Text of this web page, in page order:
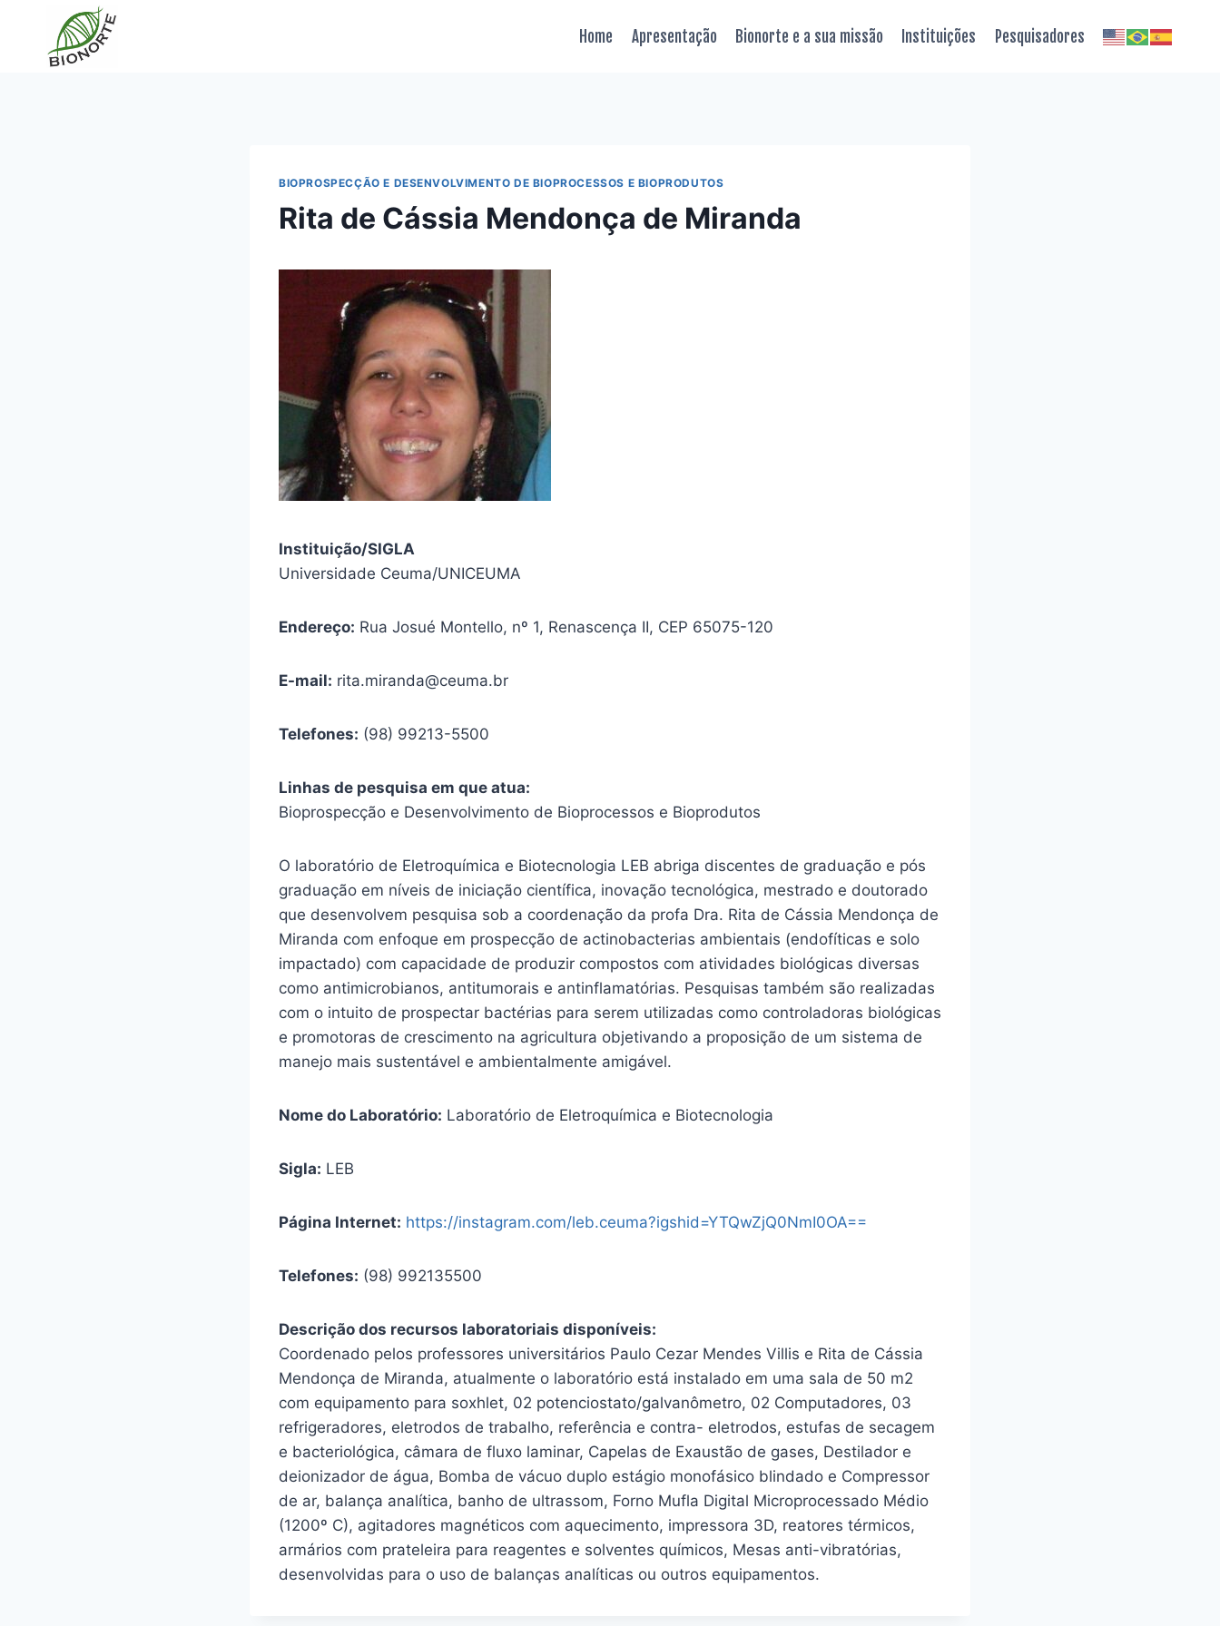
Home Apresentação Bionorte e a sua missão Instituições Pesquisadores
BIOPROSPECÇÃO E DESENVOLVIMENTO DE BIOPROCESSOS E BIOPRODUTOS
Rita de Cássia Mendonça de Miranda
Instituição/SIGLA
Universidade Ceuma/UNICEUMA
Endereço: Rua Josué Montello, nº 1, Renascença II, CEP 65075-120
E-mail: rita.miranda@ceuma.br
Telefones: (98) 99213-5500
Linhas de pesquisa em que atua:
Bioprospecção e Desenvolvimento de Bioprocessos e Bioprodutos
O laboratório de Eletroquímica e Biotecnologia LEB abriga discentes de graduação e pós
graduação em níveis de iniciação científica, inovação tecnológica, mestrado e doutorado
que desenvolvem pesquisa sob a coordenação da profa Dra. Rita de Cássia Mendonça de
Miranda com enfoque em prospecção de actinobacterias ambientais (endofíticas e solo
impactado) com capacidade de produzir compostos com atividades biológicas diversas
como antimicrobianos, antitumorais e antinflamatórias. Pesquisas também são realizadas
com o intuito de prospectar bactérias para serem utilizadas como controladoras biológicas
e promotoras de crescimento na agricultura objetivando a proposição de um sistema de
manejo mais sustentável e ambientalmente amigável.
Nome do Laboratório: Laboratório de Eletroquímica e Biotecnologia
Sigla: LEB
Página Internet: https://instagram.com/leb.ceuma?igshid=YTQwZjQ0NmI0OA==
Telefones: (98) 992135500
Descrição dos recursos laboratoriais disponíveis:
Coordenado pelos professores universitários Paulo Cezar Mendes Villis e Rita de Cássia
Mendonça de Miranda, atualmente o laboratório está instalado em uma sala de 50 m2
com equipamento para soxhlet, 02 potenciostato/galvanômetro, 02 Computadores, 03
refrigeradores, eletrodos de trabalho, referência e contra- eletrodos, estufas de secagem
e bacteriológica, câmara de fluxo laminar, Capelas de Exaustão de gases, Destilador e
deionizador de água, Bomba de vácuo duplo estágio monofásico blindado e Compressor
de ar, balança analítica, banho de ultrassom, Forno Mufla Digital Microprocessado Médio
(1200º C), agitadores magnéticos com aquecimento, impressora 3D, reatores térmicos,
armários com prateleira para reagentes e solventes químicos, Mesas anti-vibratórias,
desenvolvidas para o uso de balanças analíticas ou outros equipamentos.